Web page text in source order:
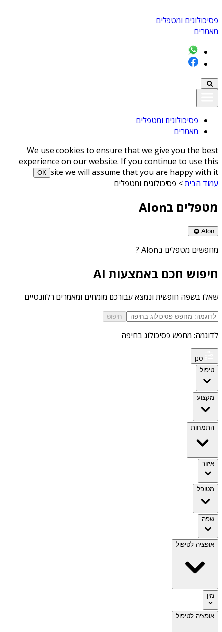
פסיכולוגים ומטפלים
מאמרים
פסיכולוגים ומטפלים
מאמרים
We use cookies to ensure that we give you the best
experience on our website. If you continue to use this
site we will assume that you are happy with it
ОК
עמוד הבית> פסיכולוגים ומטפלים
מטפלים בAlon
Alon
מחפשים מטפלים בAlon ?
חיפוש חכם באמצעות AI
שאלו בשפה חופשית ונמצא עבורכם מומחים ומאמרים רלוונטיים
חיפוש
לדוגמה: מחפש פסיכולוג בחיפה
סנן
טיפול
מקצוע
התמחות
איזור
מטופל
שפה
אופציה לטיפול
מין
אופציה לטיפול